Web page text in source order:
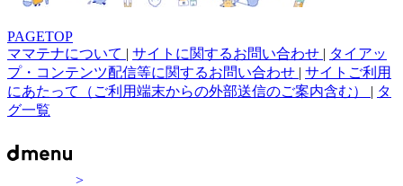
PAGETOP
ママテナについて | サイトに関するお問い合わせ | タイアッ
プ・コンテンツ配信等に関するお問い合わせ | サイトご利用
にあたって（ご利用端末からの外部送信のご案内含む） | タ
グ一覧
>